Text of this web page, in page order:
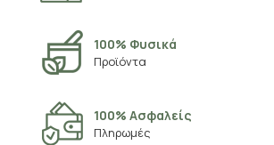
100% Φυσικά
Προϊόντα
100% Ασφαλείς
Πληρωμές